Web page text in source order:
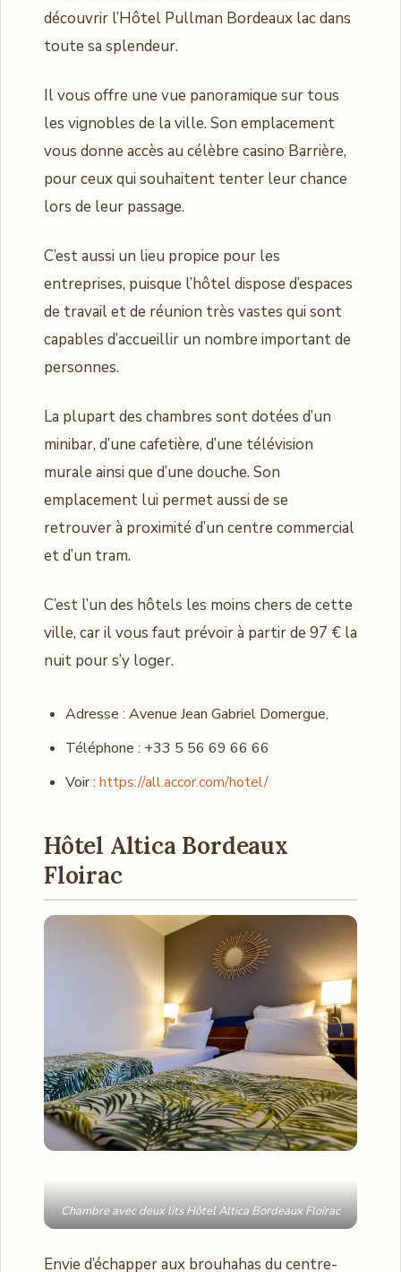
découvrir l’Hôtel Pullman Bordeaux lac dans
toute sa splendeur.
Il vous offre une vue panoramique sur tous
les vignobles de la ville. Son emplacement
vous donne accès au célèbre casino Barrière,
pour ceux qui souhaitent tenter leur chance
lors de leur passage.
C’est aussi un lieu propice pour les
entreprises, puisque l’hôtel dispose d’espaces
de travail et de réunion très vastes qui sont
capables d’accueillir un nombre important de
personnes.
La plupart des chambres sont dotées d’un
minibar, d’une cafetière, d’une télévision
murale ainsi que d’une douche. Son
emplacement lui permet aussi de se
retrouver à proximité d’un centre commercial
et d’un tram.
C’est l’un des hôtels les moins chers de cette
ville, car il vous faut prévoir à partir de 97 € la
nuit pour s’y loger.
Adresse : Avenue Jean Gabriel Domergue,
Téléphone : +33 5 56 69 66 66
Voir : https://all.accor.com/hotel/
Hôtel Altica Bordeaux
Floirac
Chambre avec deux lits Hôtel Altica Bordeaux Floirac
Envie d’échapper aux brouhahas du centre-